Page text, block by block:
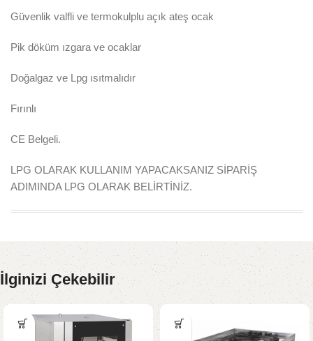
Güvenlik valfli ve termokulplu açık ateş ocak
Pik döküm ızgara ve ocaklar
Doğalgaz ve Lpg ısıtmalıdır
Fırınlı
CE Belgeli.
LPG OLARAK KULLANIM YAPACAKSANIZ SİPARİŞ
ADIMINDA LPG OLARAK BELİRTİNİZ.
İlginizi Çekebilir